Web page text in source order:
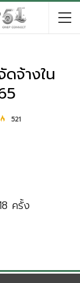
จ้างใน
521
ครั้ง